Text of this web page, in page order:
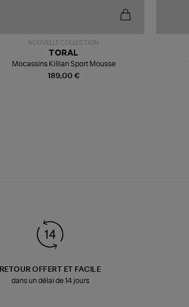
NOUVELLE COLLECTION
189,00 €
TORAL
Mocassins Killian Sport Mousse
RETOUR OFFERT ET FACILE
dans un délai de 14 jours